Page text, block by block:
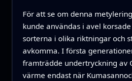
För att se om denna
kunde användas i avel
sorterna i olika riktningar och
avkomma. I första
framträdde undertryckning av
värme endast när